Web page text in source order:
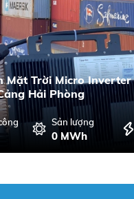
Mặt Trời Micro Inverter
Hải Phòng
Sản lượng
0 MWh